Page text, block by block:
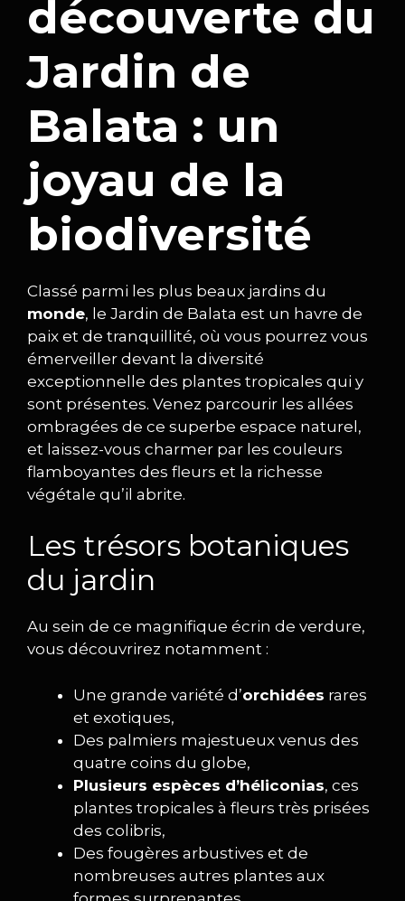
découverte du
Jardin de
Balata : un
joyau de la
biodiversité
Classé parmi les plus beaux jardins du
monde, le Jardin de Balata est un havre de
paix et de tranquillité, où vous pourrez vous
émerveiller devant la diversité
exceptionnelle des plantes tropicales qui y
sont présentes. Venez parcourir les allées
ombragées de ce superbe espace naturel,
et laissez-vous charmer par les couleurs
flamboyantes des fleurs et la richesse
végétale qu’il abrite.
Les trésors botaniques
du jardin
Au sein de ce magnifique écrin de verdure,
vous découvrirez notamment :
Une grande variété d’orchidées rares
et exotiques,
Des palmiers majestueux venus des
quatre coins du globe,
Plusieurs espèces d’héliconias, ces
plantes tropicales à fleurs très prisées
des colibris,
Des fougères arbustives et de
nombreuses autres plantes aux